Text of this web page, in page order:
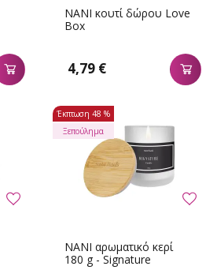
NANI κουτί δώρου Love
Box
4,79 €
NANI αρωματικό κερί
180 g - Signature
Έκπτωση 48 %
Ξεπούλημα